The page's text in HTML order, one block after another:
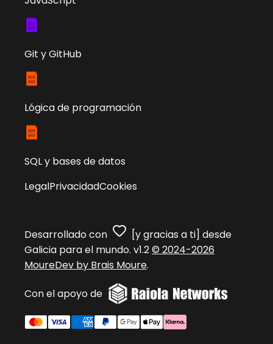
Git y GitHub
Lógica de programación
SQL y bases de datos
LegalPrivacidadCookies
Desarrollado con
[y gracias a ti] desde
Galicia para el mundo. v1.2© 2024-2026
MoureDev by Brais Moure.
Con el apoyo de